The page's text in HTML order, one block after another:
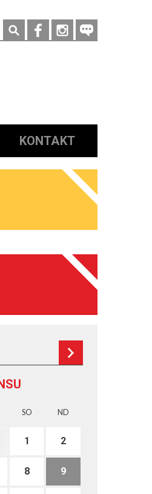
Social media
KONTAKT
SO ND
1 2
8 9